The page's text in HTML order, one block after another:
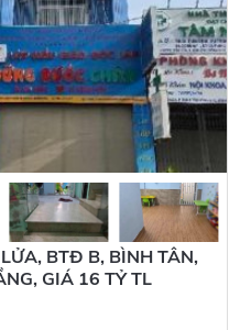
BTĐ B, BÌNH TÂN,
GIÁ 16 TỶ TL